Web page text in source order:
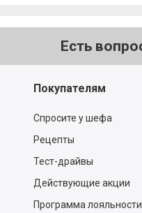
Есть
Покупателям
Спросите у шефа
Рецепты
Тест-драйвы
Действующие акции
Программа лояльности